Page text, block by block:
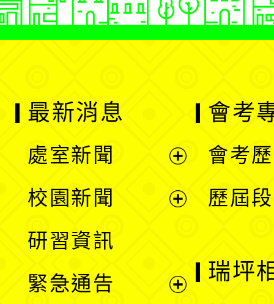
最新消息
處室新聞
單
校園新聞
選
研習資訊
緊急通告
會考
會考
歷屆
瑞坪